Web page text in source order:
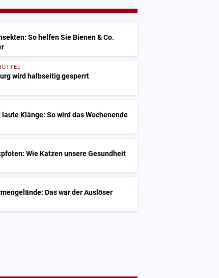
So helfen Sie Bienen & Co.
wird halbseitig gesperrt
Klänge: So wird das Wochenende
Wie Katzen unsere Gesundheit
Das war der Auslöser